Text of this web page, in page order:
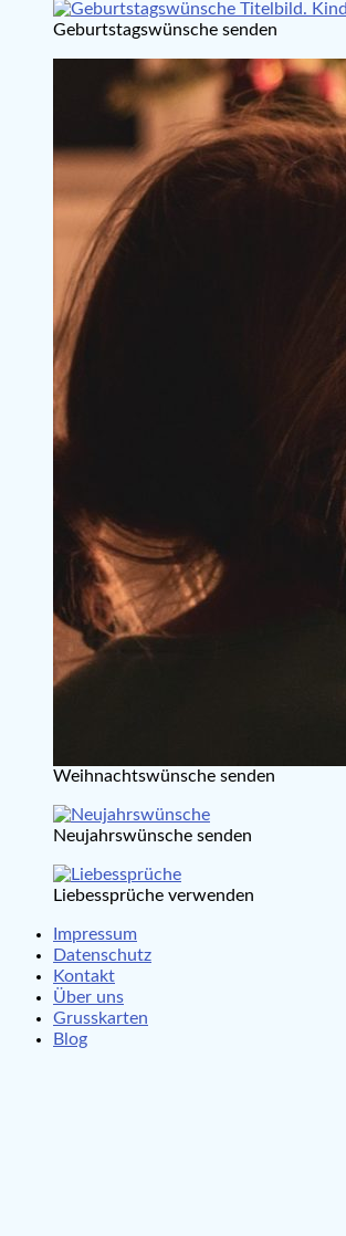
Geburtstagswünsche senden
Weihnachtswünsche senden
Neujahrswünsche senden
Liebessprüche verwenden
Impressum
Datenschutz
Kontakt
Über uns
Grusskarten
Blog